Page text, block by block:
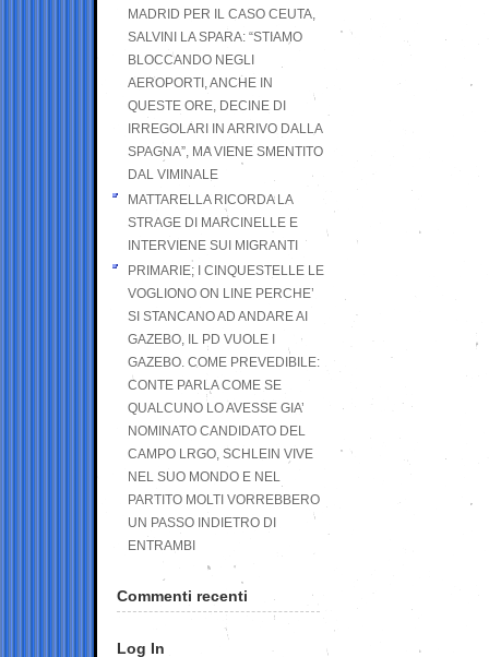
MADRID PER IL CASO CEUTA,
SALVINI LA SPARA: “STIAMO
BLOCCANDO NEGLI
AEROPORTI, ANCHE IN
QUESTE ORE, DECINE DI
IRREGOLARI IN ARRIVO DALLA
SPAGNA”, MA VIENE SMENTITO
DAL VIMINALE
MATTARELLA RICORDA LA
STRAGE DI MARCINELLE E
INTERVIENE SUI MIGRANTI
PRIMARIE; I CINQUESTELLE LE
VOGLIONO ON LINE PERCHE’
SI STANCANO AD ANDARE AI
GAZEBO, IL PD VUOLE I
GAZEBO. COME PREVEDIBILE:
CONTE PARLA COME SE
QUALCUNO LO AVESSE GIA’
NOMINATO CANDIDATO DEL
CAMPO LRGO, SCHLEIN VIVE
NEL SUO MONDO E NEL
PARTITO MOLTI VORREBBERO
UN PASSO INDIETRO DI
ENTRAMBI
Commenti recenti
Log In